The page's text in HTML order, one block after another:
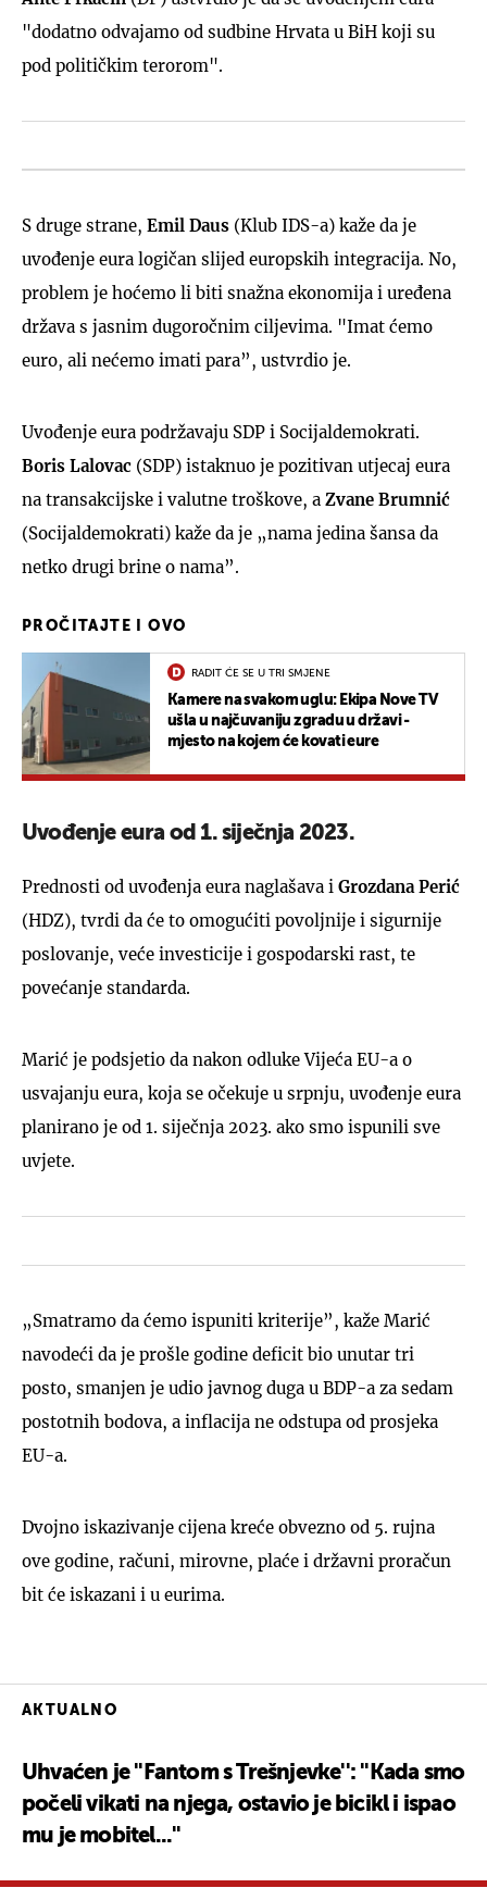
"dodatno odvajamo od sudbine Hrvata u BiH koji su
pod političkim terorom".
S druge strane, Emil Daus (Klub IDS-a) kaže da je
uvođenje eura logičan slijed europskih integracija. No,
problem je hoćemo li biti snažna ekonomija i uređena
država s jasnim dugoročnim ciljevima. "Imat ćemo
euro, ali nećemo imati para”, ustvrdio je.
Uvođenje eura podržavaju SDP i Socijaldemokrati.
Boris Lalovac (SDP) istaknuo je pozitivan utjecaj eura
na transakcijske i valutne troškove, a Zvane Brumnić
(Socijaldemokrati) kaže da je „nama jedina šansa da
netko drugi brine o nama”.
PROČITAJTE I OVO
RADIT ĆE SE U TRI SMJENE
Kamere na svakom uglu: Ekipa Nove TV
ušla u najčuvaniju zgradu u državi -
mjesto na kojem će kovati eure
Uvođenje eura od 1. siječnja 2023.
Prednosti od uvođenja eura naglašava i Grozdana Perić
(HDZ), tvrdi da će to omogućiti povoljnije i sigurnije
poslovanje, veće investicije i gospodarski rast, te
povećanje standarda.
Marić je podsjetio da nakon odluke Vijeća EU-a o
usvajanju eura, koja se očekuje u srpnju, uvođenje eura
planirano je od 1. siječnja 2023. ako smo ispunili sve
uvjete.
„Smatramo da ćemo ispuniti kriterije”, kaže Marić
navodeći da je prošle godine deficit bio unutar tri
posto, smanjen je udio javnog duga u BDP-a za sedam
postotnih bodova, a inflacija ne odstupa od prosjeka
EU-a.
Dvojno iskazivanje cijena kreće obvezno od 5. rujna
ove godine, računi, mirovne, plaće i državni proračun
bit će iskazani i u eurima.
AKTUALNO
Uhvaćen je ''Fantom s Trešnjevke'': ''Kada smo
počeli vikati na njega, ostavio je bicikl i ispao
mu je mobitel...''